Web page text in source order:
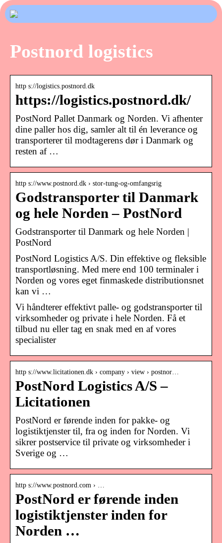
Postnord logistics
http s://logistics.postnord.dk
https://logistics.postnord.dk/
PostNord Pallet Danmark og Norden. Vi afhenter
dine paller hos dig, samler alt til én leverance og
transporterer til modtagerens dør i Danmark og
resten af …
http s://www.postnord.dk › stor-tung-og-omfangsrig
Godstransporter til Danmark
og hele Norden – PostNord
Godstransporter til Danmark og hele Norden |
PostNord
PostNord Logistics A/S. Din effektive og fleksible
transportløsning. Med mere end 100 terminaler i
Norden og vores eget finmaskede distributionsnet
kan vi …
Vi håndterer effektivt palle- og godstransporter til
virksomheder og private i hele Norden. Få et
tilbud nu eller tag en snak med en af vores
specialister
http s://www.licitationen.dk › company › view › postnor…
PostNord Logistics A/S –
Licitationen
PostNord er førende inden for pakke- og
logistiktjenster til, fra og inden for Norden. Vi
sikrer postservice til private og virksomheder i
Sverige og …
http s://www.postnord.com › …
PostNord er førende inden
logistiktjenster inden for
Norden …